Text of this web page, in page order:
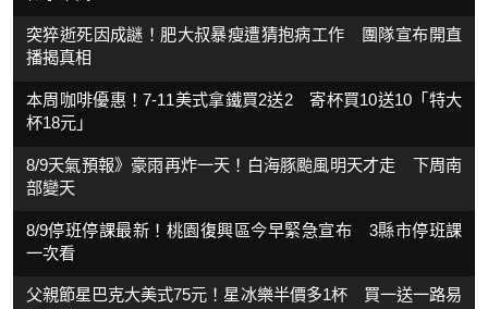
突猝逝死因成謎！肥大叔暴瘦遭猜抱病工作 團隊宣布開直
播揭真相
本周咖啡優惠！7-11美式拿鐵買2送2 寄杯買10送10「特大
杯18元」
8/9天氣預報》豪雨再炸一天！白海豚颱風明天才走 下周南
部變天
8/9停班停課最新！桃園復興區今早緊急宣布 3縣市停班課
一次看
父親節星巴克大美式75元！星冰樂半價多1杯 買一送一路易